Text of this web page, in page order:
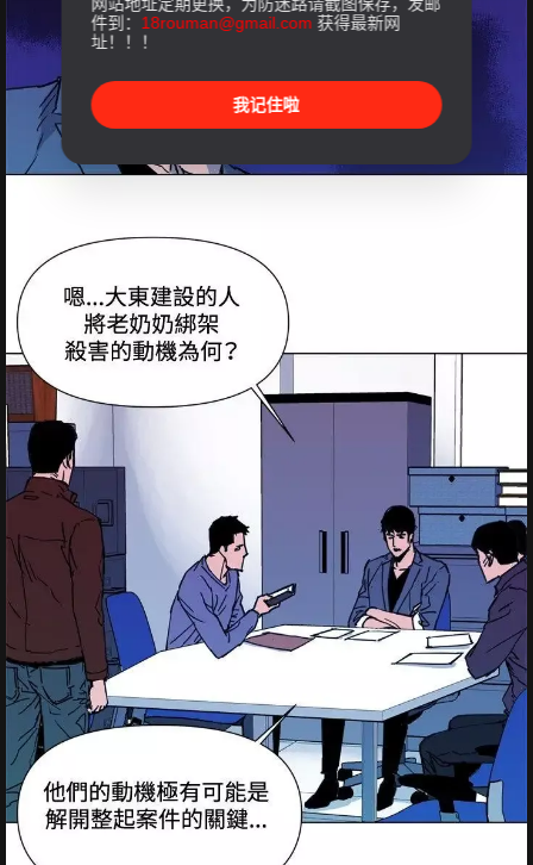
件到： 18rouman@gmail.com 获得最新网
址！！！
我记住啦